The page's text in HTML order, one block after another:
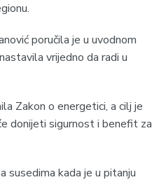
poručila je u uvodnom
vrijedno da radi u
Zakon o energetici, a cilj je
donijeti sigurnost i benefit za
susedima kada je u pitanju